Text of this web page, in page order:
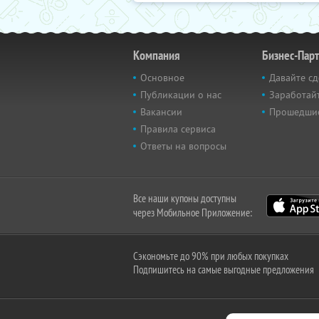
Компания
Основное
Публикации о нас
Вакансии
Правила сервиса
Ответы на вопросы
Бизнес-
Давайте
Все наши купоны доступны
через Мобильное Приложение:
Сэкономьте до 90% при любых покупках
Подпишитесь на самые выгодные предложения